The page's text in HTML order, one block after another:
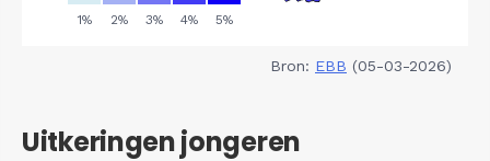
Bron: EBB (05-03-2026)
Uitkeringen jongeren